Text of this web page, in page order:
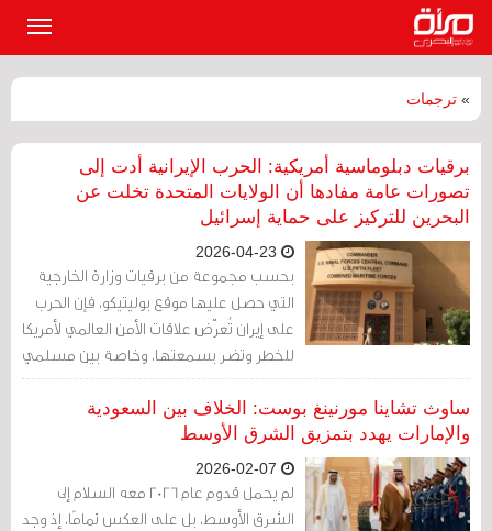
» ترجمات
برقيات دبلوماسية أمريكية: الحرب الإيرانية أدت إلى
تصورات عامة مفادها أن الولايات المتحدة تخلت عن
البحرين للتركيز على حماية إسرائيل
بحسب مجموعة من برقيات وزارة الخارجية
التي حصل عليها موقع بوليتيكو، فإن الحرب
على إيران تُعرّض علاقات الأمن العالمي لأمريكا
للخطر وتضر بسمعتها، وخاصة بين مسلمي
العالم.
ساوث تشاينا مورنينغ بوست: الخلاف بين السعودية
والإمارات يهدد بتمزيق الشرق الأوسط
لم يحمل قدوم عام 2026 معه السلام إلى
الشرق الأوسط، بل على العكس تمامًا، إذ وجد